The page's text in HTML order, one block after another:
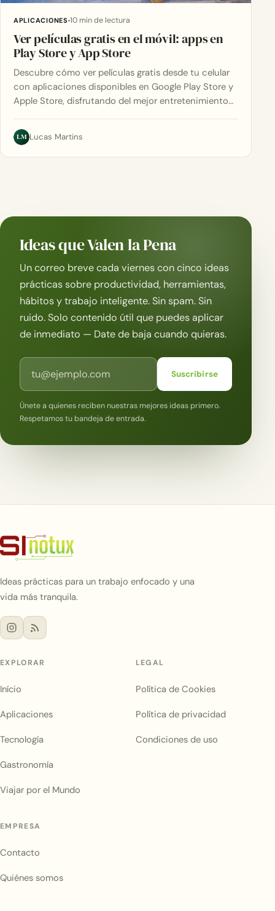
APLICACIONES 10 min de lectura
Ver películas gratis en el móvil: apps en
Play Store y App Store
Descubre cómo ver películas gratis desde tu celular
con aplicaciones disponibles en Google Play Store y
Apple Store, disfrutando del mejor entretenimiento…
LM Lucas Martins
Ideas que Valen la Pena
Un correo breve cada viernes con cinco ideas
prácticas sobre productividad, herramientas,
hábitos y trabajo inteligente. Sin spam. Sin
ruido. Solo contenido útil que puedes aplicar
de inmediato — Date de baja cuando quieras.
Correo electrónico
Suscribirse
Únete a quienes reciben nuestras mejores ideas primero.
Respetamos tu bandeja de entrada.
Ideas prácticas para un trabajo enfocado y una
vida más tranquila.
EXPLORAR
Início
Aplicaciones
Tecnología
Gastronomía
Viajar por el Mundo
LEGAL
Política de Cookies
Política de privacidad
Condiciones de uso
EMPRESA
Contacto
Quiénes somos